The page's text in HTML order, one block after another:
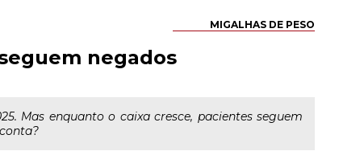
MIGALHAS DE PESO
negados
Mas enquanto o caixa cresce, pacientes seguem